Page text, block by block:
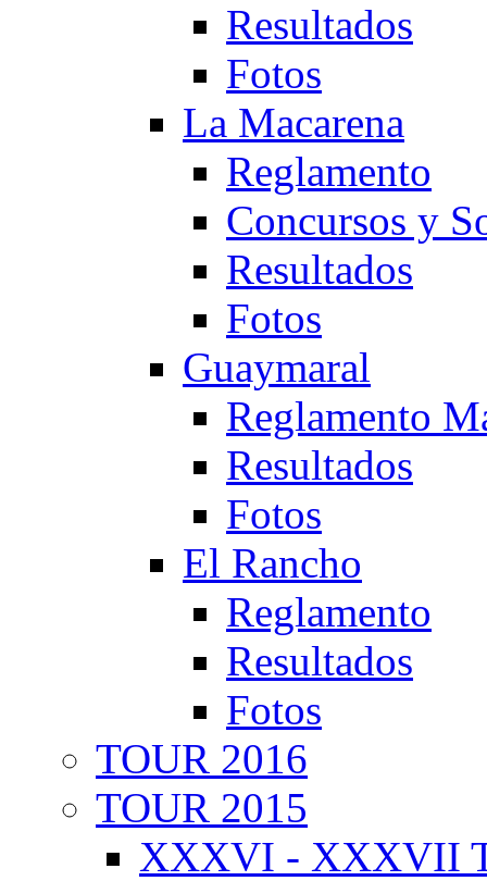
Resultados
Fotos
La Macarena
Reglamento
Concursos y
Resultados
Fotos
Guaymaral
Reglamento
Resultados
Fotos
El Rancho
Reglamento
Resultados
Fotos
TOUR 2016
TOUR 2015
XXXVI - XXXVII